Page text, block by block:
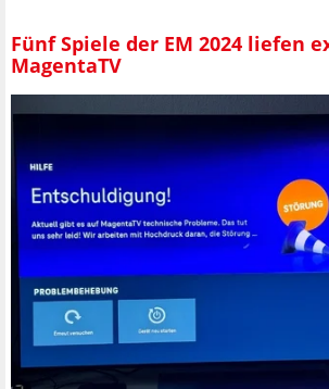
Fünf Spiele der EM 2024 liefen
MagentaTV